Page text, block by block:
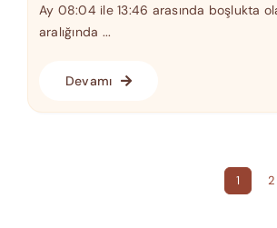
Ay 08:04 ile 13:46 arasında boşlukta
aralığında ...
Devamı
1 2